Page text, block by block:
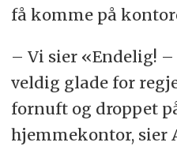
få komme på
– Vi sier «Endelig!
veldig glade for
fornuft og droppet
hjemmekontor, sier